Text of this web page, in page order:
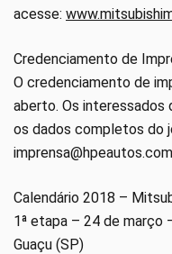
acesse:
Credenciamento de
O credenciamento de
aberto. Os interessados
os dados completos do
Calendário 2018 –
1ª etapa – 24 de
Guaçu (SP)